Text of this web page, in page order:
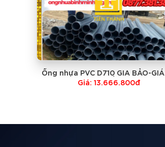
Ống nhựa PVC D710 GIA BẢO-GIÁ
NHẤT
Giá: 13.666.800đ